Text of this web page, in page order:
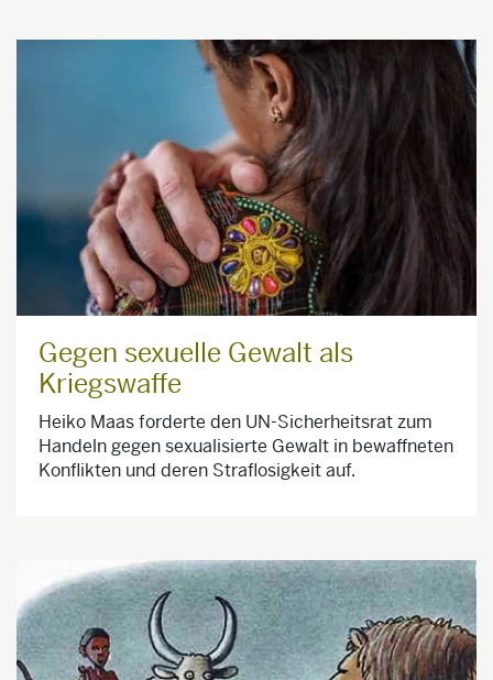
Gegen sexuelle Gewalt als
Kriegswaffe
Heiko Maas forderte den UN-Sicherheitsrat zum
Handeln gegen sexualisierte Gewalt in bewaffneten
Konflikten und deren Straflosigkeit auf.